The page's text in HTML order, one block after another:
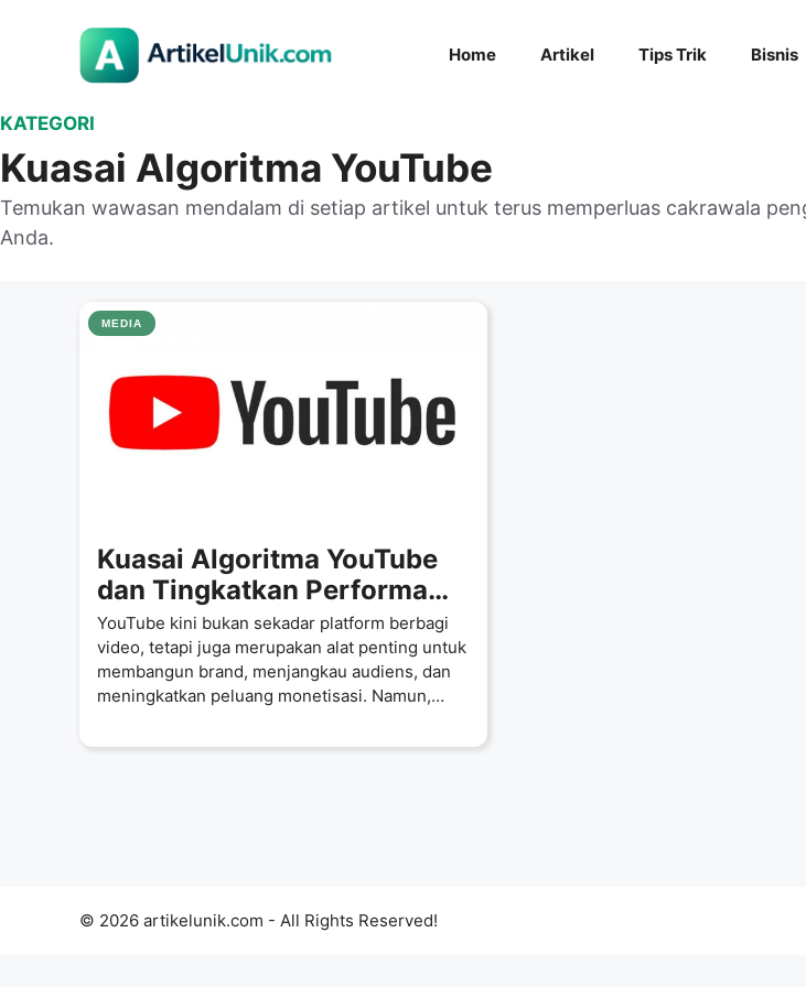
Home Artikel Tips Trik Bisnis
KATEGORI
Kuasai Algoritma YouTube
Temukan wawasan mendalam di setiap artikel untuk terus memperluas cakrawala
Anda.
MEDIA
Kuasai Algoritma YouTube
dan Tingkatkan Performa
Channel dengan Strategi
Tepat
YouTube kini bukan sekadar platform berbagi
video, tetapi juga merupakan alat penting untuk
membangun brand, menjangkau audiens, dan
meningkatkan peluang monetisasi. Namun,
© 2026 artikelunik.com - All Rights Reserved!